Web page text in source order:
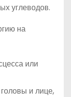
углеводов.
на
или
и лице,